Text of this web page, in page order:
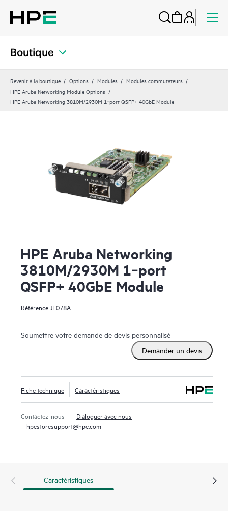
Boutique
Revenir à la boutique Options Modules
Modules commutateurs
HPE Aruba Networking Module Options
HPE Aruba Networking 3810M/2930M 1‑port QSFP+ 40GbE Module
HPE Aruba Networking
3810M/2930M 1‑port
QSFP+ 40GbE Module
Référence JL078A
Soumettre votre demande de devis personnalisé
Demander un devis
Fiche technique Caractéristiques
Contactez-nous
Dialoguer avec nous
hpestoresupport@hpe.com
Caractéristiques